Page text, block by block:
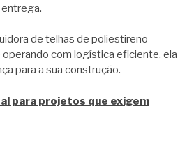
de telhas de poliestireno
com logística eficiente, ela
para a sua construção.
para projetos que exigem